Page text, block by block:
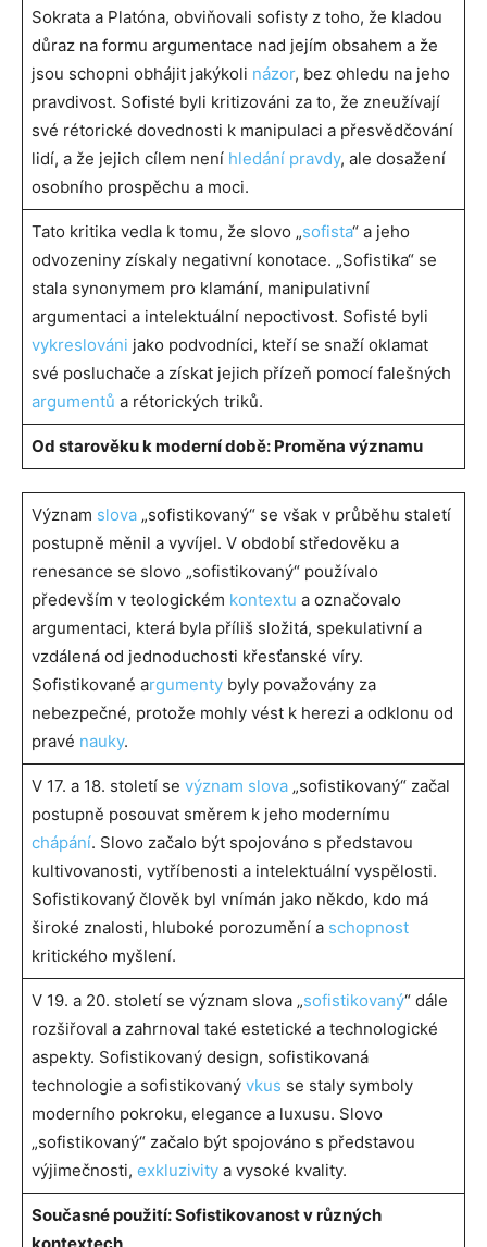
Sokrata a Platóna, obviňovali sofisty z toho, že kladou
důraz na formu argumentace nad jejím obsahem a že
jsou schopni obhájit jakýkoli názor, bez ohledu na jeho
pravdivost. Sofisté byli kritizováni za to, že zneužívají
své rétorické dovednosti k manipulaci a přesvědčování
lidí, a že jejich cílem není hledání pravdy, ale dosažení
osobního prospěchu a moci.
Tato kritika vedla k tomu, že slovo „sofista“ a jeho
odvozeniny získaly negativní konotace. „Sofistika“ se
stala synonymem pro klamání, manipulativní
argumentaci a intelektuální nepoctivost. Sofisté byli
vykreslováni jako podvodníci, kteří se snaží oklamat
své posluchače a získat jejich přízeň pomocí falešných
argumentů a rétorických triků.
Od starověku k moderní době: Proměna významu
Význam slova„sofistikovaný“ se však v průběhu staletí
postupně měnil a vyvíjel. V období středověku a
renesance se slovo „sofistikovaný“ používalo
především v teologickém kontextu a označovalo
argumentaci, která byla příliš složitá, spekulativní a
vzdálená od jednoduchosti křesťanské víry.
Sofistikované argumentybyly považovány za
nebezpečné, protože mohly vést k herezi a odklonu od
pravé nauky.
V 17. a 18. století se význam slova„sofistikovaný“ začal
postupně posouvat směrem k jeho modernímu
chápání. Slovo začalo být spojováno s představou
kultivovanosti, vytříbenosti a intelektuální vyspělosti.
Sofistikovaný člověk byl vnímán jako někdo, kdo má
široké znalosti, hluboké porozumění a schopnost
kritického myšlení.
V 19. a 20. století se význam slova „sofistikovaný“ dále
rozšiřoval a zahrnoval také estetické a technologické
aspekty. Sofistikovaný design, sofistikovaná
technologie a sofistikovaný vkus se staly symboly
moderního pokroku, elegance a luxusu. Slovo
„sofistikovaný“ začalo být spojováno s představou
výjimečnosti, exkluzivitya vysoké kvality.
Současné použití: Sofistikovanost v různých